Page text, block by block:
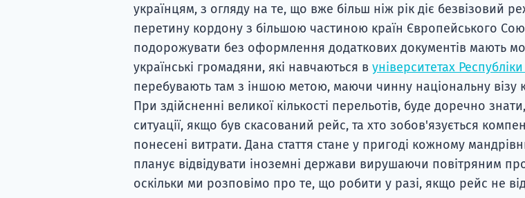
українцям, з огляду на те, що вже більш ніж рік діє безвізовий
перетину кордону з більшою частиною країн Європейського
подорожувати без оформлення додаткових документів мають
українські громадяни, які навчаються в університетах
перебувають там з іншою метою, маючи чинну національну візу
При здійсненні великої кількості перельотів, буде доречно
ситуації, якщо був скасований рейс, та хто зобов'язується
понесені витрати. Дана стаття стане у пригоді кожному
планує відвідувати іноземні держави вирушаючи повітряним
оскільки ми розповімо про те, що робити у разі, якщо рейс не